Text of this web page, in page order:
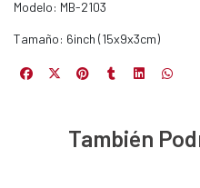
Modelo: MB-2103
Tamaño: 6inch (15x9x3cm)
También